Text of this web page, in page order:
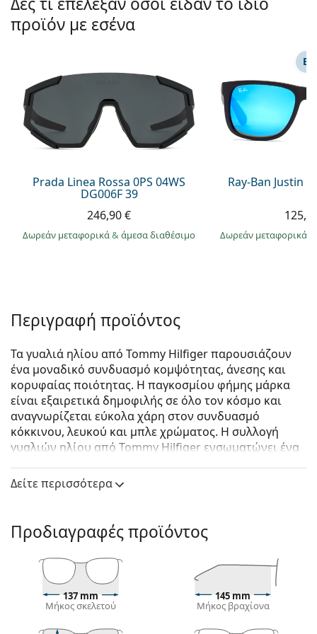
Persol
Prada
προϊόν με εσένα
Prada Linea Rossa 0PS 04WS
DG006F 39
246,90 €
Δωρεάν μεταφορικά& άμεσα διαθέσιμο
Ray-Ban Justin
Δωρεάν μεταφορικά
Περιγραφή προϊόντος
Τα γυαλιά ηλίου από Tommy Hilfiger παρουσιάζουν
ένα μοναδικό συνδυασμό κομψότητας, άνεσης και
κορυφαίας ποιότητας. Η παγκοσμίου φήμης μάρκα
είναι εξαιρετικά δημοφιλής σε όλο τον κόσμο και
αναγνωρίζεται εύκολα χάρη στον συνδυασμό
κόκκινου, λευκού και μπλε χρώματος. Η συλλογή
γυαλιών ηλίου από Tommy Hilfiger ενσωματώνει ένα
διαχρονικότητα τους τα καθιστά ιδανικά για κάθε
περίσταση.
γυαλιά ηλίου.
Δείτε πώς φαίνονται πάνω σας αυτά τα γυαλιά ηλίου
με τη λειτουργία του Εικονικού καθρέφτη του
Lentiamo.
Σκελετός γυαλιών ηλίου
Δείτε περισσότερα
Προδιαγραφές προϊόντος
137 mm
Μήκος σκελετού
145 mm
Μήκος βραχίονα